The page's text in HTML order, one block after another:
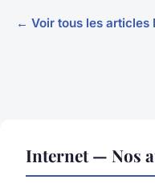
← Voir tous les articles
Internet — Nos